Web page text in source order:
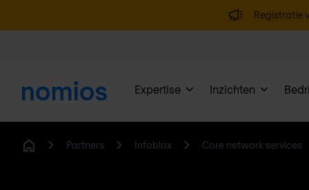
Registratie
Expertise Inzichten
Partners Infoblox Core network services